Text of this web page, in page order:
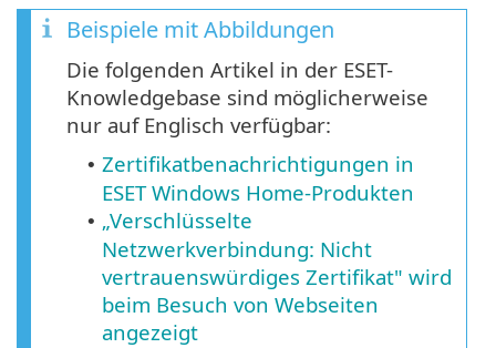
Beispiele mit Abbildungen
Die folgenden Artikel in der ESET-
Knowledgebase sind möglicherweise
nur auf Englisch verfügbar:
• Zertifikatbenachrichtigungen in
ESET Windows Home-Produkten
• „Verschlüsselte
Netzwerkverbindung: Nicht
vertrauenswürdiges Zertifikat" wird
beim Besuch von Webseiten
angezeigt